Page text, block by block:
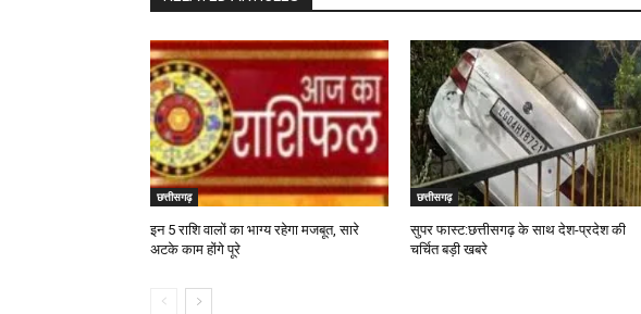
छत्तीसगढ़
इन 5 राशि वालों का भाग्य रहेगा मजबूत, सारे
अटके काम होंगे पूरे
छत्तीसगढ़
सुपर फास्ट:छत्तीसगढ़ के साथ देश-प्रदेश की
चर्चित बड़ी खबरे